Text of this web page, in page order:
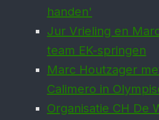
handen'
Jur Vrieling en
team EK-springen
Marc Houtzager
Calimero in
Organisatie CH De